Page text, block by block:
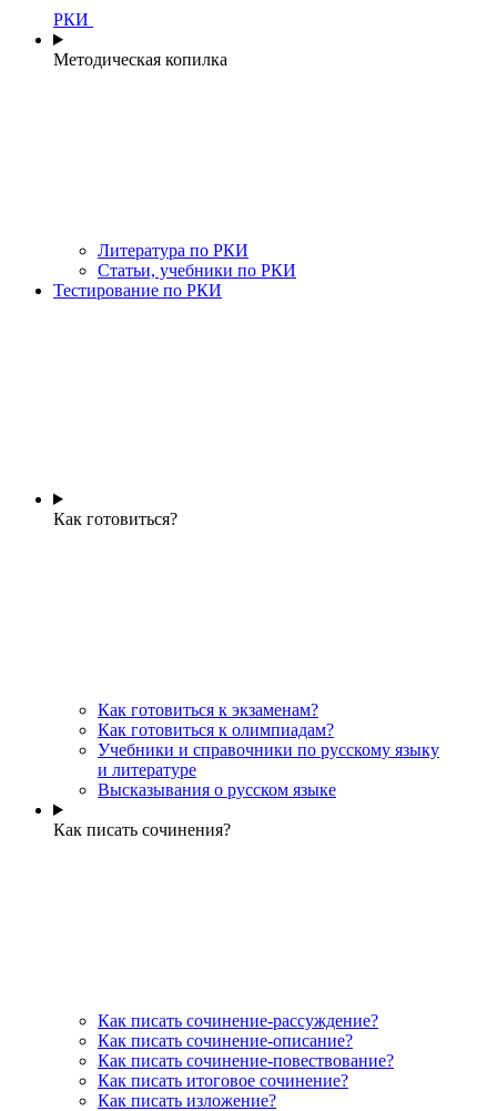
РКИ
Методическая копилка
Литература по РКИ
Статьи, учебники по РКИ
Тестирование по РКИ
Как готовиться?
Как готовиться к экзаменам?
Как готовиться к олимпиадам?
Учебники и справочники по русскому языку
и литературе
Высказывания о русском языке
Как писать сочинения?
Как писать сочинение-рассуждение?
Как писать сочинение-описание?
Как писать сочинение-повествование?
Как писать итоговое сочинение?
Как писать изложение?